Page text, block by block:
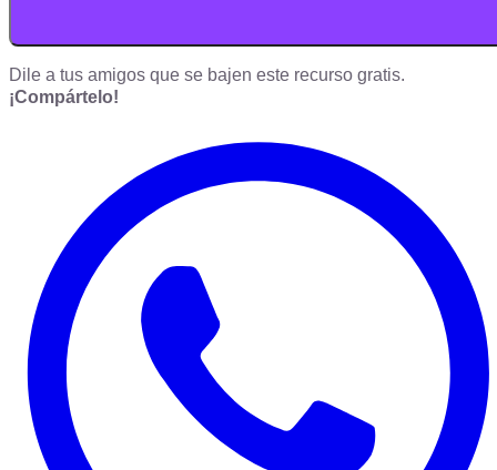
Dile a tus amigos que se bajen este recurso gratis.
¡Compártelo!